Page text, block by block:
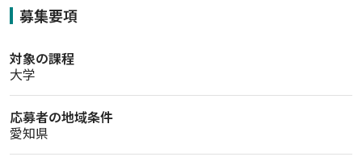
募集要項
対象の課程
大学
応募者の地域条件
愛知県